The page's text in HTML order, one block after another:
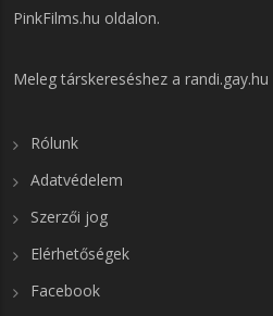
PinkFilms.hu oldalon.
Meleg társkereséshez a randi.gay.hu
Rólunk
Adatvédelem
Szerzői jog
Elérhetőségek
Facebook